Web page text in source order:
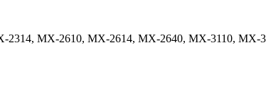
2314, MX-2610, MX-2614, MX-2640, MX-3110,